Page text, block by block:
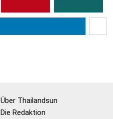
Über Thailandsun
Die Redaktion